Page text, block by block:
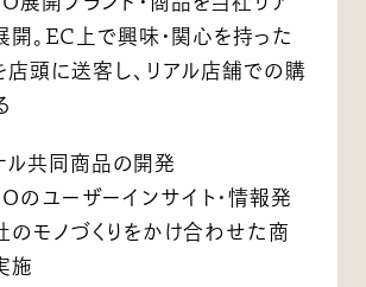
開。EC上で興味・関心を持った
店頭に送客し、リアル店舗での購
ル共同商品の開発
のユーザーインサイト・情報発
のモノづくりをかけ合わせた商
施